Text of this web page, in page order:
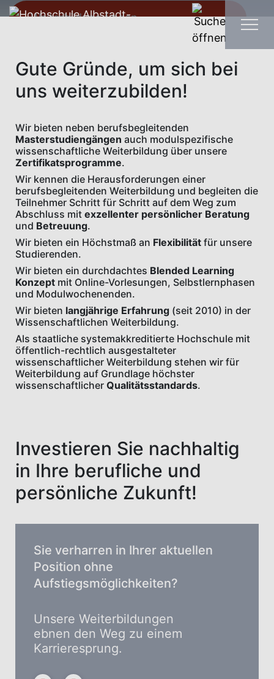
Weiterbildung finden
Gute Gründe, um sich bei
uns weiterzubilden!
Wir bieten neben berufsbegleitenden
Masterstudiengängen auch modulspezifische
wissenschaftliche Weiterbildung über unsere
Zertifikatsprogramme.
Wir kennen die Herausforderungen einer
berufsbegleitenden Weiterbildung und begleiten die
Teilnehmer Schritt für Schritt auf dem Weg zum
Abschluss mit exzellenter persönlicher Beratung
und Betreuung.
Wir bieten ein Höchstmaß an Flexibilität für unsere
Studierenden.
Wir bieten ein durchdachtes Blended Learning
Konzept mit Online-Vorlesungen, Selbstlernphasen
und Modulwochenenden.
Wir bieten langjährige Erfahrung (seit 2010) in der
Wissenschaftlichen Weiterbildung.
Als staatliche systemakkreditierte Hochschule mit
öffentlich-rechtlich ausgestalteter
wissenschaftlicher Weiterbildung stehen wir für
Weiterbildung auf Grundlage höchster
wissenschaftlicher Qualitätsstandards.
Investieren Sie nachhaltig
in Ihre berufliche und
persönliche Zukunft!
Sie verharren in Ihrer aktuellen
Position ohne
Aufstiegsmöglichkeiten?
Unsere Weiterbildungen
ebnen den Weg zu einem
Karrieresprung.